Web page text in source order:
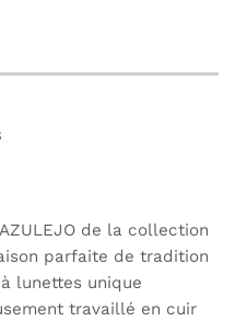
de la collection
parfaite de tradition
lunettes unique
travaillé en cuir